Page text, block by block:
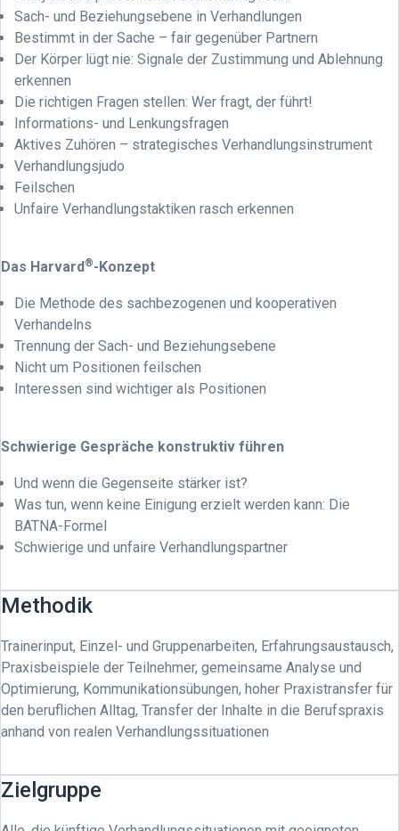
Sach- und Beziehungsebene in Verhandlungen
Bestimmt in der Sache – fair gegenüber Partnern
Der Körper lügt nie: Signale der Zustimmung und Ablehnung
erkennen
Die richtigen Fragen stellen: Wer fragt, der führt!
Informations- und Lenkungsfragen
Aktives Zuhören – strategisches Verhandlungsinstrument
Verhandlungsjudo
Feilschen
Unfaire Verhandlungstaktiken rasch erkennen
Das Harvard®-Konzept
Die Methode des sachbezogenen und kooperativen
Verhandelns
Trennung der Sach- und Beziehungsebene
Nicht um Positionen feilschen
Interessen sind wichtiger als Positionen
Schwierige Gespräche konstruktiv führen
Und wenn die Gegenseite stärker ist?
Was tun, wenn keine Einigung erzielt werden kann: Die
BATNA-Formel
Schwierige und unfaire Verhandlungspartner
Methodik
Trainerinput, Einzel- und Gruppenarbeiten, Erfahrungsaustausch,
Praxisbeispiele der Teilnehmer, gemeinsame Analyse und
Optimierung, Kommunikationsübungen, hoher Praxistransfer für
den beruflichen Alltag, Transfer der Inhalte in die Berufspraxis
anhand von realen Verhandlungssituationen
Zielgruppe